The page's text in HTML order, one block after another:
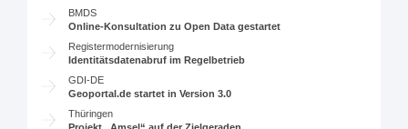
BMDS
Online-Konsultation zu Open Data gestartet
Registermodernisierung
Identitätsdatenabruf im Regelbetrieb
GDI-DE
Geoportal.de startet in Version 3.0
Thüringen